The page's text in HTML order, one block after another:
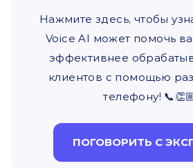
Нажмите здесь, чтобы
Voice AI может помочь
эффективнее
клиентов с помощью
телефону!
ПОГОВОРИТЬ С